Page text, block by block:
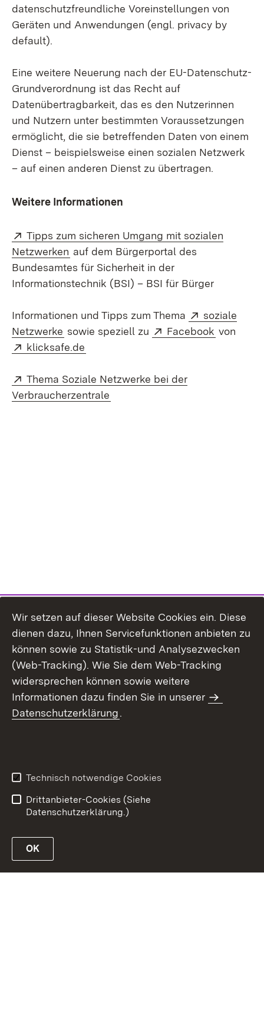
datenschutzfreundliche Voreinstellungen von
Geräten und Anwendungen (engl. privacy by
default).
Eine weitere Neuerung nach der EU-Datenschutz-
Grundverordnung ist das Recht auf
Datenübertragbarkeit, das es den Nutzerinnen
und Nutzern unter bestimmten Voraussetzungen
ermöglicht, die sie betreffenden Daten von einem
Dienst – beispielsweise einen sozialen Netzwerk
– auf einen anderen Dienst zu übertragen.
Weitere Informationen
Extern:
Tipps zum sicheren Umgang mit sozialen
Netzwerken (Öffnet in neuem Fenster)
auf dem Bürgerportal des
Bundesamtes für Sicherheit in der
Informationstechnik (BSI) – BSI für Bürger
Informationen und Tipps zum Thema Extern:
soziale
Netzwerke (Öffnet in neuem Fenster)
sowie speziell zu Extern:
Facebook (Öffnet
von
Extern:
klicksafe.de
Extern:
Thema Soziale Netzwerke bei der
Verbraucherzentrale
Wir setzen auf dieser Website Cookies ein. Diese
dienen dazu, Ihnen Servicefunktionen anbieten zu
können sowie zu Statistik-und Analysezwecken
(Web-Tracking). Wie Sie dem Web-Tracking
widersprechen können sowie weitere
Informationen dazu finden Sie in unserer
Datenschutzerklärung.
Technisch notwendige Cookies
Drittanbieter-Cookies (Siehe
Datenschutzerklärung.)
OK